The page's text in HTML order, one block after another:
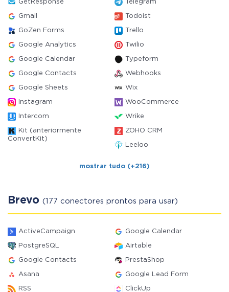
GetResponse Telegram
Gmail Todoist
GoZen Forms Trello
Google Analytics Twilio
Google Calendar Typeform
Google Contacts Webhooks
Google Sheets Wix
Instagram WooCommerce
Intercom Wrike
Kit (anteriormente
ConvertKit)
ZOHO CRM
Leeloo
mostrar tudo (+216)
Brevo (177 conectores prontos para usar)
ActiveCampaign Google Calendar
PostgreSQL Airtable
Google Contacts PrestaShop
Asana Google Lead Form
RSS ClickUp